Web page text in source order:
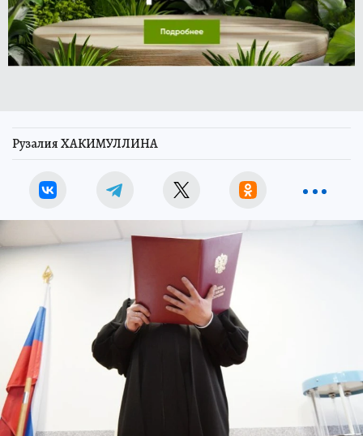
Рузалия ХАКИМУЛЛИНА